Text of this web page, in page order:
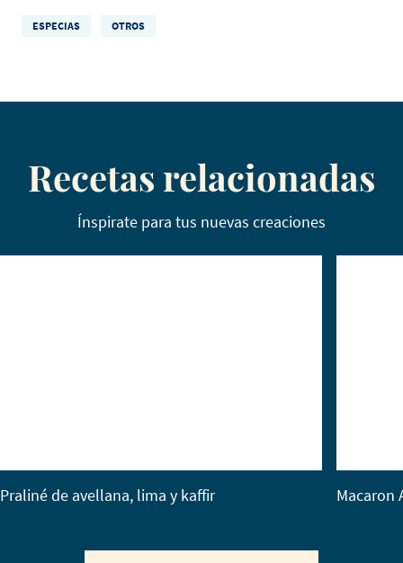
ESPECIAS OTROS
Recetas relacionadas
Ínspirate para tus nuevas creaciones
Praliné de avellana, lima y kaffir Macaron